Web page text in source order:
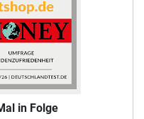
in Folge